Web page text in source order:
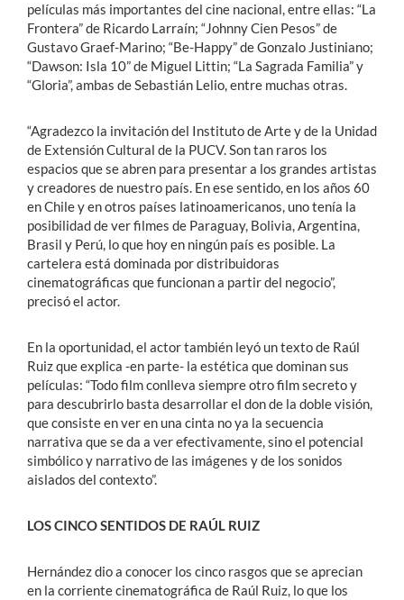
películas más importantes del cine nacional, entre ellas: “La
Frontera” de Ricardo Larraín; “Johnny Cien Pesos” de
Gustavo Graef-Marino; “Be-Happy” de Gonzalo Justiniano;
“Dawson: Isla 10” de Miguel Littin; “La Sagrada Familia” y
“Gloria”, ambas de Sebastián Lelio, entre muchas otras.
“Agradezco la invitación del Instituto de Arte y de la Unidad
de Extensión Cultural de la PUCV. Son tan raros los
espacios que se abren para presentar a los grandes artistas
y creadores de nuestro país. En ese sentido, en los años 60
en Chile y en otros países latinoamericanos, uno tenía la
posibilidad de ver filmes de Paraguay, Bolivia, Argentina,
Brasil y Perú, lo que hoy en ningún país es posible. La
cartelera está dominada por distribuidoras
cinematográficas que funcionan a partir del negocio”,
precisó el actor.
En la oportunidad, el actor también leyó un texto de Raúl
Ruiz que explica -en parte- la estética que dominan sus
películas: “Todo film conlleva siempre otro film secreto y
para descubrirlo basta desarrollar el don de la doble visión,
que consiste en ver en una cinta no ya la secuencia
narrativa que se da a ver efectivamente, sino el potencial
simbólico y narrativo de las imágenes y de los sonidos
aislados del contexto”.
LOS CINCO SENTIDOS DE RAÚL RUIZ
Hernández dio a conocer los cinco rasgos que se aprecian
en la corriente cinematográfica de Raúl Ruiz, lo que los